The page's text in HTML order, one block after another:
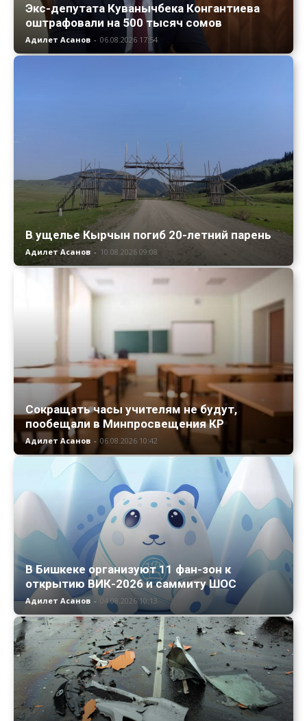
Экс-депутата Куванычбека Конгантиева
оштрафовали на 500 тысяч сомов
Адилет Асанов - 06.08.2026 17:54
В ущелье Кырчын погиб 20-летний парень
Адилет Асанов - 10.08.2026 09:08
Сокращать часы учителям не будут,
пообещали в Минпросвещения КР
Адилет Асанов - 06.08.2026 10:42
В Бишкеке организуют 11 фан-зон к
открытию ВИК-2026 и саммиту ШОС
Адилет Асанов - 04.08.2026 10:13